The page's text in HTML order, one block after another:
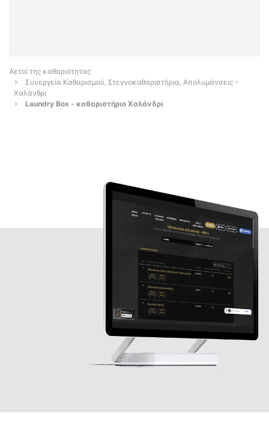
Αετοί της καθαριότητας
Συνεργεία Καθαρισμού, Στεγνοκαθαριστήρια, Απολυμάνσεις -
Χαλάνδρι
Laundry Box - καθαριστήριο Χαλάνδρι